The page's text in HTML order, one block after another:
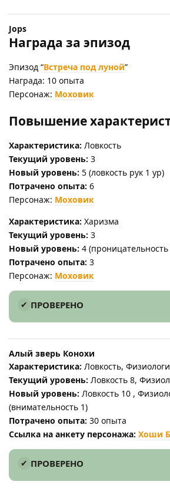
Jops
Награда за эпизод
Эпизод “Встреча под луной”
Награда: 10 опыта
Персонаж: Моховик
Повышение
Характеристика: Ловкость
Текущий уровень: 3
Новый уровень: 5 (ловкость рук 1 ур)
Потрачено опыта: 6
Персонаж: Моховик
Характеристика: Харизма
Текущий уровень: 3
Новый уровень: 4 (проницательность
Потрачено опыта: 3
Персонаж: Моховик
ПРОВЕРЕНО
Алый зверь Конохи
Характеристика: Ловкость,
Текущий уровень: Ловкость 8,
Новый уровень: Ловкость 10 ,
(внимательность 1)
Потрачено опыта: 30 опыта
Ссылка на анкету персонажа: Хоши
ПРОВЕРЕНО